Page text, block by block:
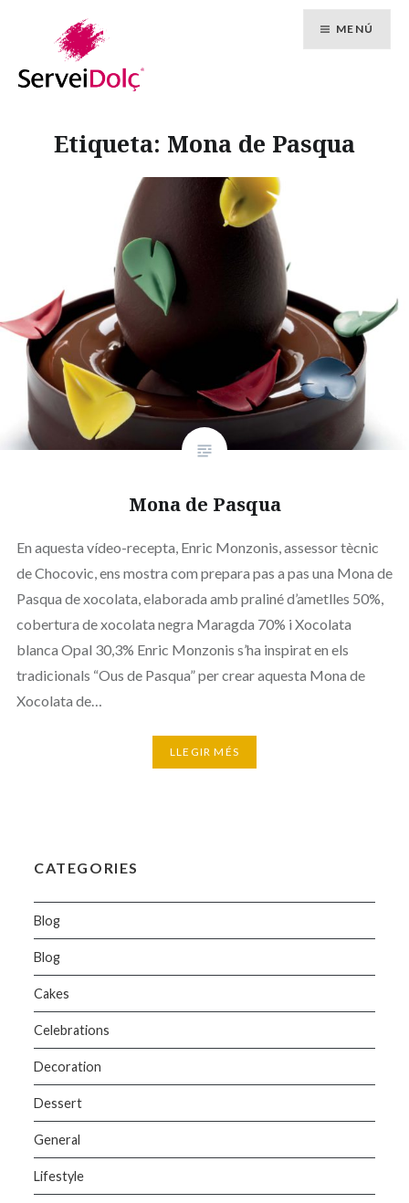
contingut
MENÚ
Etiqueta: Mona de Pasqua
Mona de Pasqua
En aquesta vídeo-recepta, Enric Monzonis, assessor tècnic
de Chocovic, ens mostra com prepara pas a pas una Mona de
Pasqua de xocolata, elaborada amb praliné d’ametlles 50%,
cobertura de xocolata negra Maragda 70% i Xocolata
blanca Opal 30,3% Enric Monzonis s’ha inspirat en els
tradicionals “Ous de Pasqua” per crear aquesta Mona de
Xocolata de…
LLEGIR MÉS
CATEGORIES
Blog
Blog
Cakes
Celebrations
Decoration
Dessert
General
Lifestyle